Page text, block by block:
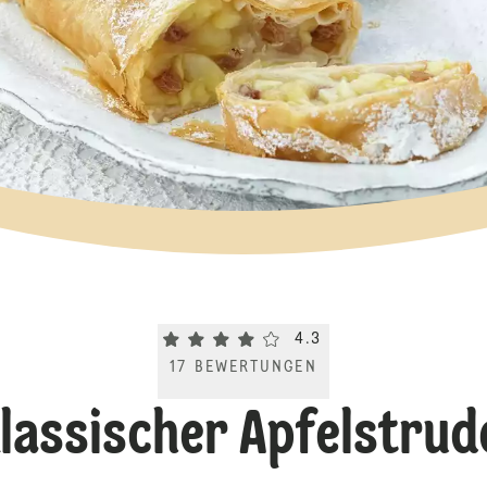
Current rating 4.3. Click to rate.
4.3
17
BEWERTUNGEN